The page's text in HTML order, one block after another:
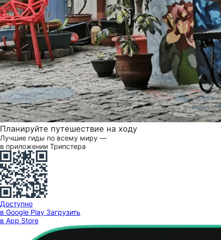
Планируйте путешествие на ходу
Лучшие гиды по всему миру —
в приложении Трипстера
Доступно
в Google Play Загрузить
в App Store